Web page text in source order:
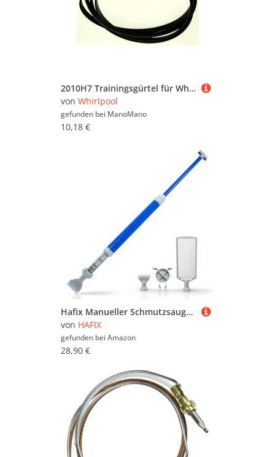
2010H7 Trainingsgürtel für Whirlpool Trockner
von Whirlpool
gefunden bei ManoMano
10,18 €
Hafix Manueller Schmutzsauger für Schwimmbad-, Whirlpool Oberfläche und Boden durch Vakuumtechnik
von HAFIX
gefunden bei Amazon
28,90 €